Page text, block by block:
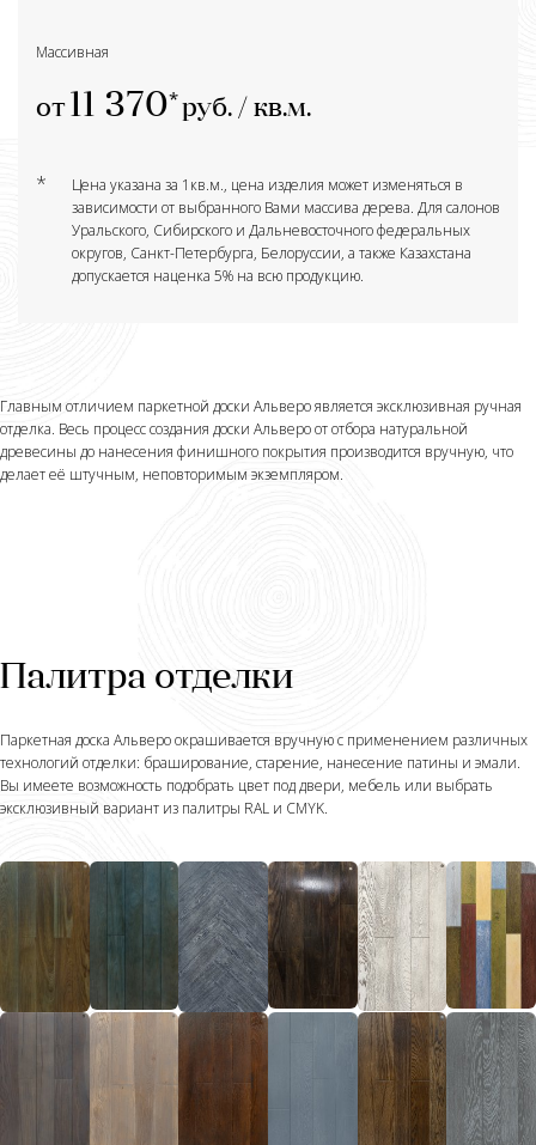
Массивная
от11 370 руб. / кв.м.
*
Цена указана за 1кв.м., цена изделия может изменяться в
зависимости от выбранного Вами массива дерева. Для салонов
Уральского, Сибирского и Дальневосточного федеральных
округов, Санкт-Петербурга, Белоруссии, а также Казахстана
допускается наценка 5% на всю продукцию.
Главным отличием паркетной доски Альверо является эксклюзивная ручная
отделка. Весь процесс создания доски Альверо от отбора натуральной
древесины до нанесения финишного покрытия производится вручную, что
делает её штучным, неповторимым экземпляром.
Палитра отделки
Паркетная доска Альверо окрашивается вручную с применением различных
технологий отделки: браширование, старение, нанесение патины и эмали.
Вы имеете возможность подобрать цвет под двери, мебель или выбрать
эксклюзивный вариант из палитры RAL и CMYK.